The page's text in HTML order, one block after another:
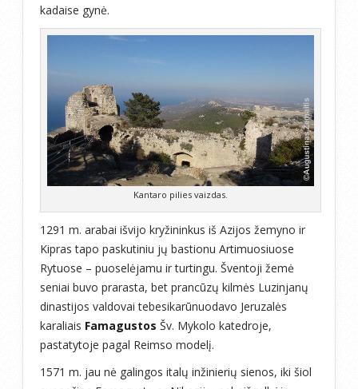
kadaise gynė.
Kantaro pilies vaizdas.
1291 m. arabai išvijo kryžininkus iš Azijos žemyno ir
Kipras tapo paskutiniu jų bastionu Artimuosiuose
Rytuose – puoselėjamu ir turtingu. Šventoji žemė
seniai buvo prarasta, bet prancūzų kilmės Luzinjanų
dinastijos valdovai tebesikarūnuodavo Jeruzalės
karaliais Famagustos Šv. Mykolo katedroje,
pastatytoje pagal Reimso modelį.
1571 m. jau nė galingos italų inžinierių sienos, iki šiol